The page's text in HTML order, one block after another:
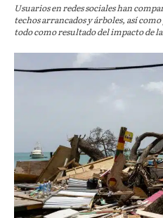
Usuarios en redes sociales han
techos arrancados y árboles, así
todo como resultado del impacto de